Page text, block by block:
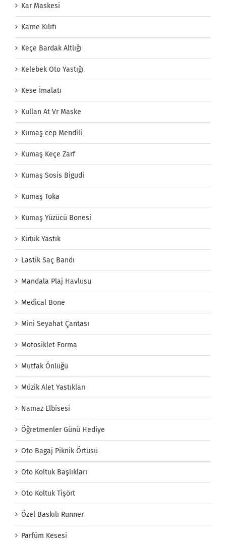
Kar Maskesi
Karne Kılıfı
Keçe Bardak Altlığı
Kelebek Oto Yastığı
Kese İmalatı
Kullan At Vr Maske
Kumaş cep Mendili
Kumaş Keçe Zarf
Kumaş Sosis Bigudi
Kumaş Toka
Kumaş Yüzücü Bonesi
Kütük Yastık
Lastik Saç Bandı
Mandala Plaj Havlusu
Medical Bone
Mini Seyahat Çantası
Motosiklet Forma
Mutfak Önlüğü
Müzik Alet Yastıkları
Namaz Elbisesi
Öğretmenler Günü Hediye
Oto Bagaj Piknik Örtüsü
Oto Koltuk Başlıkları
Oto Koltuk Tişört
Özel Baskılı Runner
Parfüm Kesesi